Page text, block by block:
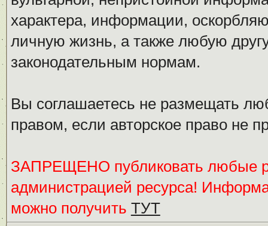
характера, информации,
личную жизнь, а также любую
законодательным нормам.
Вы соглашаетесь не размещать
правом, если авторское право не
ЗАПРЕЩЕНО публиковать любые
администрацией ресурса!
можно получить ТУТ